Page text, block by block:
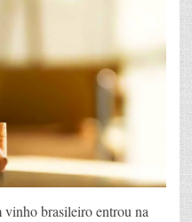
brasileiro entrou na